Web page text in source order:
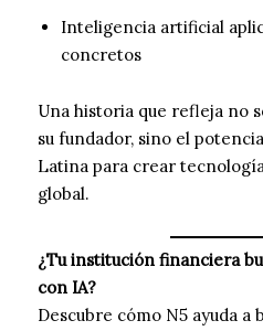
Inteligencia artificial
concretos
Una historia que refleja no
su fundador, sino el
Latina para crear
global.
¿Tu institución financiera
con IA?
Descubre cómo N5 ayuda a